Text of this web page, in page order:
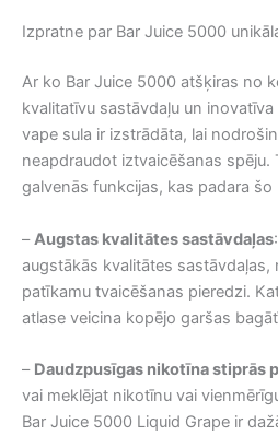
Izpratne par Bar Juice 5000
Ar ko Bar Juice 5000 atšķiras no
kvalitatīvu sastāvdaļu un
vape sula ir izstrādāta, lai
neapdraudot iztvaicēšanas spēju.
galvenās funkcijas, kas padara
– Augstas kvalitātes sastāvdaļas
augstākās kvalitātes sastāvdaļas,
patīkamu tvaicēšanas pieredzi.
atlase veicina kopējo garšas
– Daudzpusīgas nikotīna stiprās
vai meklējat nikotīnu vai
Bar Juice 5000 Liquid Grape ir